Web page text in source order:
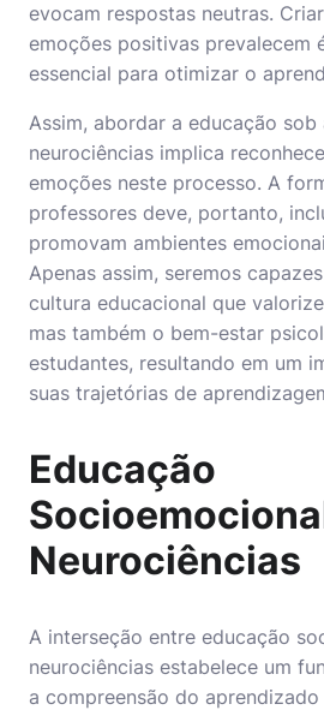
evocam respostas neutras.
emoções positivas prevalecem
essencial para otimizar o
Assim, abordar a educação
neurociências implica
emoções neste processo. A
professores deve, portanto,
promovam ambientes
Apenas assim, seremos
cultura educacional que
mas também o bem-estar
estudantes, resultando em um
suas trajetórias de
Educação
Neurociências
A interseção entre educação
neurociências estabelece um
a compreensão do aprendizado